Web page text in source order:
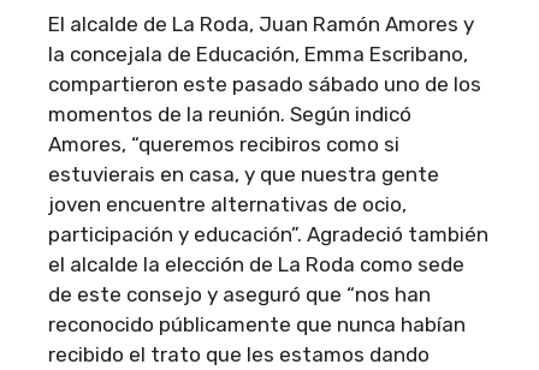
El alcalde de La Roda, Juan Ramón Amores y
la concejala de Educación, Emma Escribano,
compartieron este pasado sábado uno de los
momentos de la reunión. Según indicó
Amores, “queremos recibiros como si
estuvierais en casa, y que nuestra gente
joven encuentre alternativas de ocio,
participación y educación”. Agradeció también
el alcalde la elección de La Roda como sede
de este consejo y aseguró que “nos han
reconocido públicamente que nunca habían
recibido el trato que les estamos dando